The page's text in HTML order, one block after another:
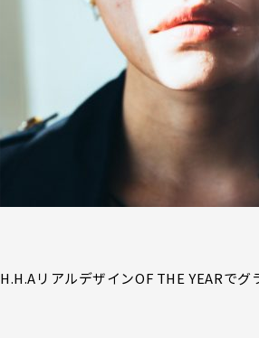
H.H.AリアルデザインOF THE YEARで